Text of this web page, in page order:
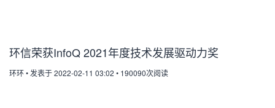
环信荣获InfoQ 2021年度技术发展驱动力奖
环环• 发表于 2022-02-11 03:02 • 190090次阅读